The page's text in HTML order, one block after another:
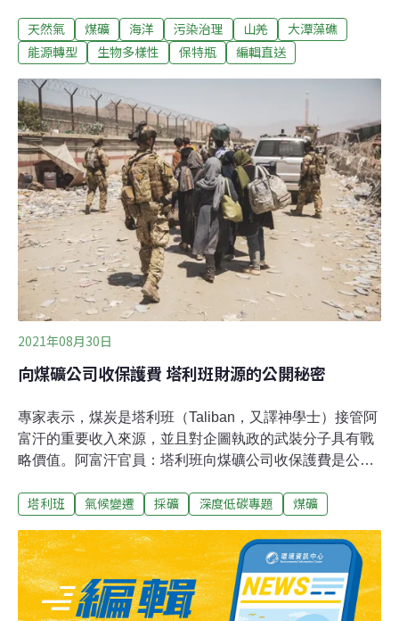
喊「大潭藻礁、世界珍寶」等口號，表達立場訴求，也呼
籲全民公投護藻礁。經濟部次長曾文生重申，燃氣發電的
源轉型的推動不可或缺，在邁向淨零碳排的過程更扮演著
關鍵角色。（中央社、聯合報報導）離岸躉購風場最後1
席 月底揭曉台灣第二階段的潛力風場將於2025年前全數併
網，各家工程如火如荼進行，麗威遞補風場遲未出爐，因
這是最後一個適用躉購價格的風場，備受業者矚目；經濟
部能源局表示，已在進行最後審核，本月底有望簽署行政
契約，屆時將正式對外公告，最後一席躉購風場由誰遞補
卡位。（自由財經報導）
天然氣 煤礦 海洋 污染治理 山羌
大潭藻礁
能源轉型
生物多樣性 保特瓶 編輯直送
2021年08月30日
向煤礦公司收保護費 塔利班財源的公開秘密
專家表示，煤炭是塔利班（Taliban，又譯神學士）接管阿
富汗的重要收入來源，並且對企圖執政的武裝分子具有戰
略價值。阿富汗官員：塔利班向煤礦公司收保護費是公開
爾，引發恐怖活動，使許多分析者大感意外。但塔利班透
幾年的快速襲擊打下基礎。除了控制大部分鴉片貿易外，
武裝分子還向罌粟業者和採礦公司徵稅，以及對經過檢查
站的貨物過境徵收關稅來增加收入。阿富汗政府前首席經
濟學家阿齊茲（Mohammad Najeeb Azizi）在阿富汗境外
塔利班 氣候變遷 採礦 深度低碳專題 煤礦